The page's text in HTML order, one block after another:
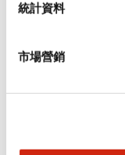
統計資料
市場營銷
安裝和安裝規範